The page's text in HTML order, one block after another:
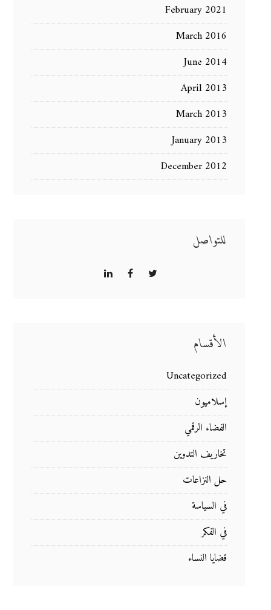
February 2021
March 2016
June 2014
April 2013
March 2013
January 2013
December 2012
للتواصل
الأقسام
Uncategorized
إسلاميون
الفضاء الرقمي
تخاريف التدوين
حل النزاعات
في السياسة
في الفكر
قضايا النساء